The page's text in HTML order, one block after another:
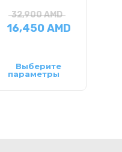
32,900AMD
16,450AMD
Выберите
параметры